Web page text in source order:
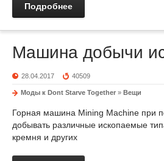
Подробнее
Машина добычи
28.04.2017 40509
Моды к Dont Starve Together » Вещи
Горная машина Mining Machine при
добывать различные ископаемые
кремня и других